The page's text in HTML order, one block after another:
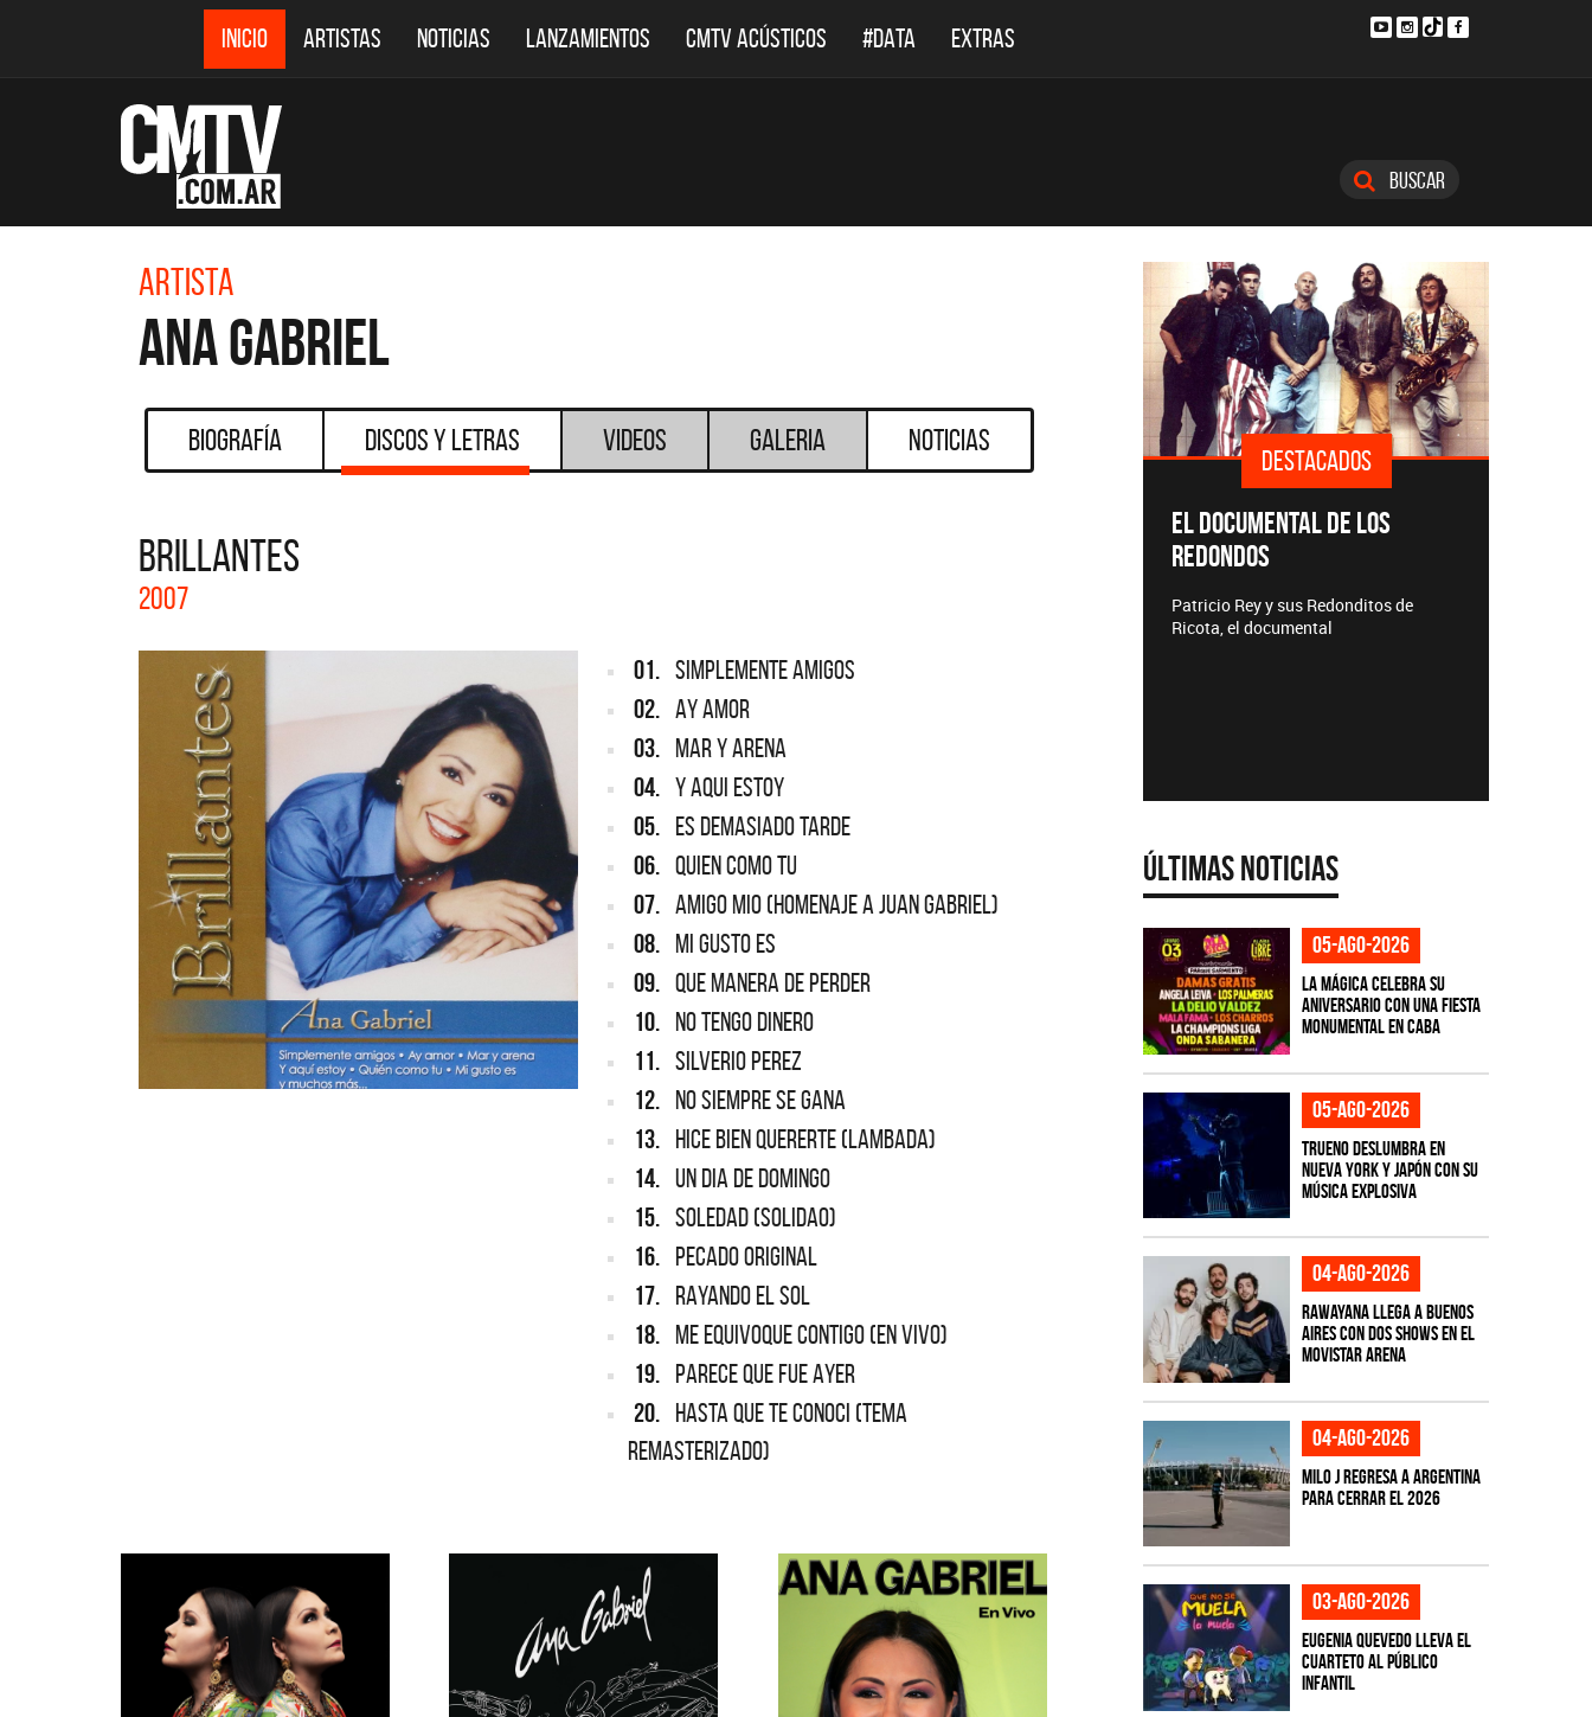
INICIO ARTISTAS NOTICIAS LANZAMIENTOS CMTV ACÚSTICOS #DATA EXTRAS
Buscar
Artista
Ana Gabriel
Biografía Discos y Letras Videos Galeria Noticias
BRILLANTES
2007
01. SIMPLEMENTE AMIGOS
02. AY AMOR
03. MAR Y ARENA
04. Y AQUI ESTOY
05. ES DEMASIADO TARDE
06. QUIEN COMO TU
07. AMIGO MIO (HOMENAJE A JUAN GABRIEL)
08. MI GUSTO ES
09. QUE MANERA DE PERDER
10. NO TENGO DINERO
11. SILVERIO PEREZ
12. NO SIEMPRE SE GANA
13. HICE BIEN QUERERTE (LAMBADA)
14. UN DIA DE DOMINGO
15. SOLEDAD (SOLIDAO)
16. PECADO ORIGINAL
17. RAYANDO EL SOL
18. ME EQUIVOQUE CONTIGO (EN VIVO)
19. PARECE QUE FUE AYER
20. HASTA QUE TE CONOCI (TEMA
REMASTERIZADO)
DESTACADOS DESTACADOS DESTACADOS
EL DOCUMENTAL DE LOS
REDONDOS
Patricio Rey y sus Redonditos de
Ricota, el documental
Últimas Noticias
05-ago-2026
La Mágica celebra su
aniversario con una fiesta
monumental en CABA
05-ago-2026
TRUENO deslumbra en
Nueva York y Japón con su
música explosiva
04-ago-2026
Rawayana llega a Buenos
Aires con dos shows en el
Movistar Arena
04-ago-2026
Milo J regresa a Argentina
para cerrar el 2026
03-ago-2026
Eugenia Quevedo lleva el
cuarteto al público
infantil